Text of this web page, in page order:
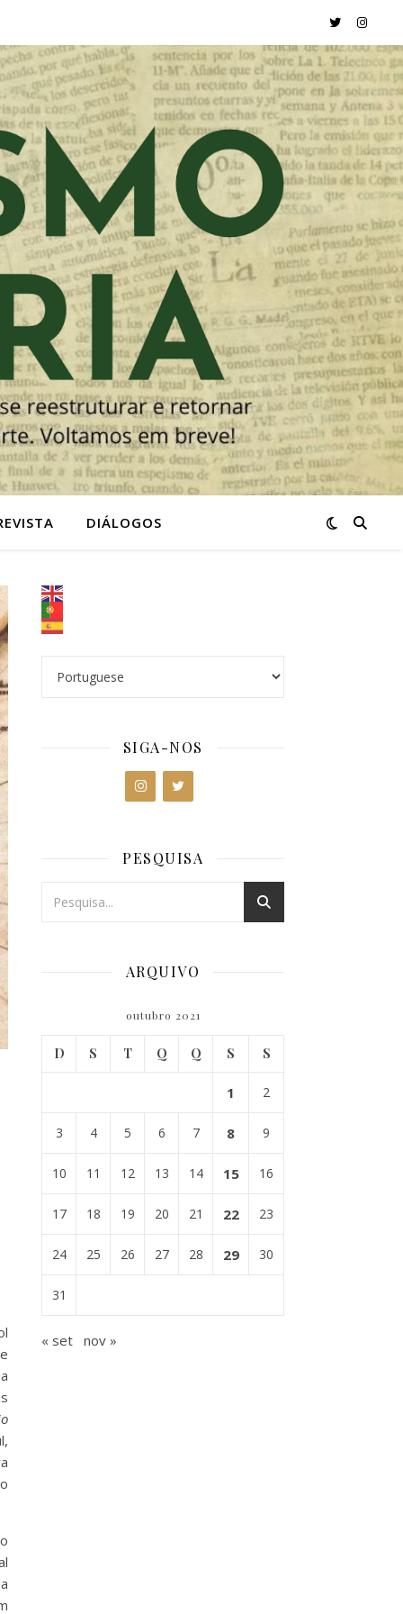
DIÁLOGOS
SIGA-NOS
PESQUISA
ARQUIVO
outubro 2021
D S T Q Q S S
1 2
3 4 5 6 7 8 9
10 11 12 13 14 15 16
17 18 19 20 21 22 23
24 25 26 27 28 29 30
31
« set nov »